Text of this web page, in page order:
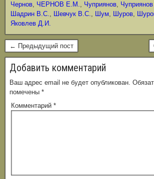
Чернов, ЧЕРНОВ Е.М., Чуприянов,
Шадрин В.С., Шевчук В.С., Шум, Шуров,
Яковлев Д.И.
← Предыдущий пост
Добавить комментарий
Ваш адрес email не будет опубликован.
помечены *
Комментарий *